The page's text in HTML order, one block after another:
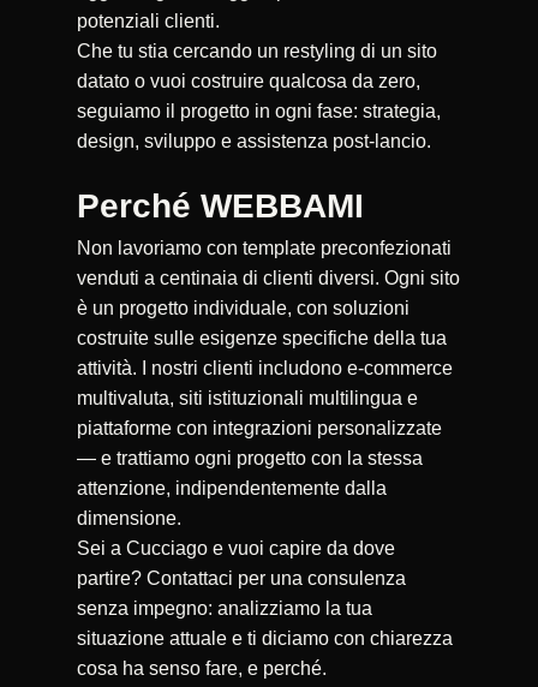
potenziali clienti.
Che tu stia cercando un restyling di un sito
datato o vuoi costruire qualcosa da zero,
seguiamo il progetto in ogni fase: strategia,
design, sviluppo e assistenza post-lancio.
Perché WEBBAMI
Non lavoriamo con template preconfezionati
venduti a centinaia di clienti diversi. Ogni sito
è un progetto individuale, con soluzioni
costruite sulle esigenze specifiche della tua
attività. I nostri clienti includono e-commerce
multivaluta, siti istituzionali multilingua e
piattaforme con integrazioni personalizzate
— e trattiamo ogni progetto con la stessa
attenzione, indipendentemente dalla
dimensione.
Sei a Cucciago e vuoi capire da dove
partire? Contattaci per una consulenza
senza impegno: analizziamo la tua
situazione attuale e ti diciamo con chiarezza
cosa ha senso fare, e perché.